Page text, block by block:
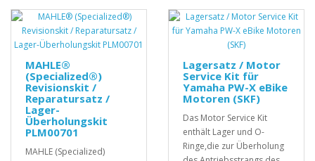
MAHLE®
(Specialized®)
Revisionskit /
Reparatursatz /
Lager-
Überholungskit
PLM00701
MAHLE (Specialized)
Lagersatz / Motor
Service Kit für
Yamaha PW-X eBike
Motoren (SKF)
Das Motor Service Kit
enthält Lager und O-
Ringe,die zur Überholung